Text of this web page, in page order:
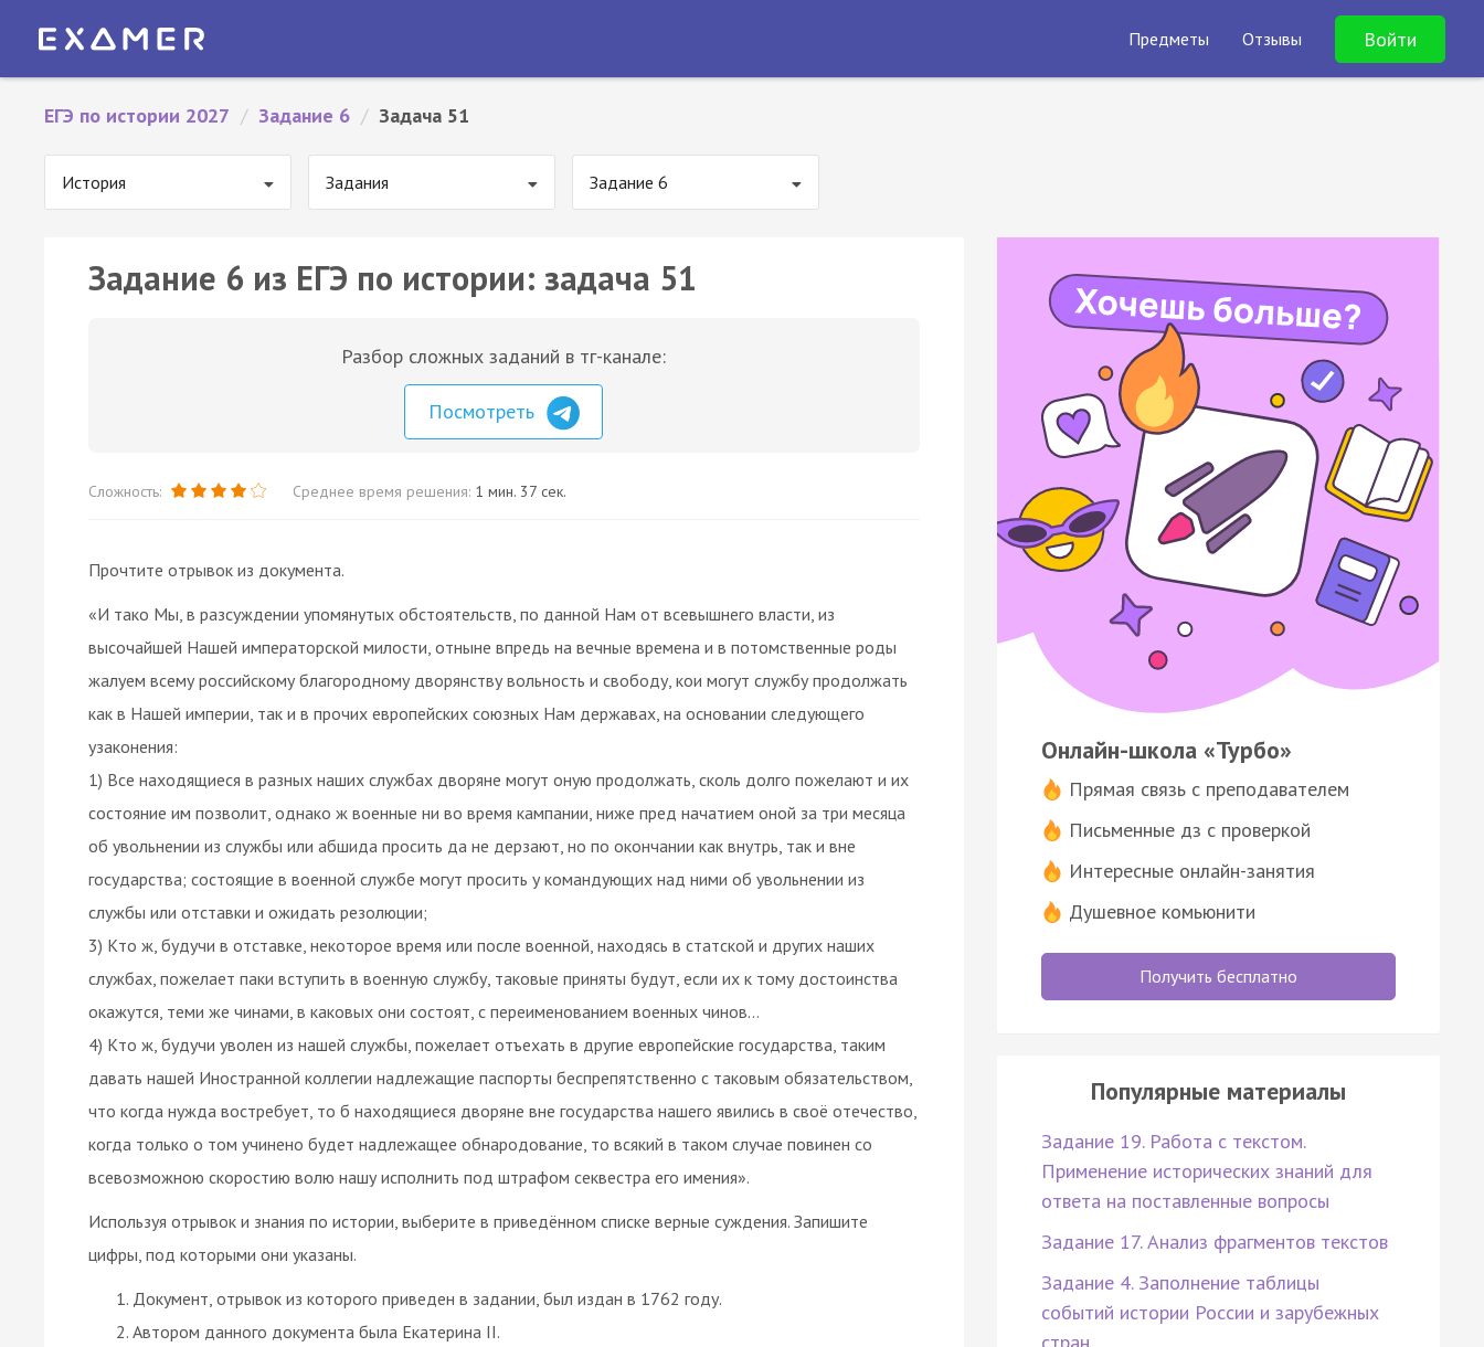
Предметы Отзывы Войти
ЕГЭ по истории 2027 / Задание 6 / Задача 51
История Задания Задание 6
Задание 6 из ЕГЭ по истории: задача 51
Разбор сложных заданий в тг-канале:
Посмотреть
Сложность: Среднее время решения: 1 мин. 37 сек.
Прочтите отрывок из документа.
«И тако Мы, в разсуждении упомянутых обстоятельств, по данной Нам от всевышнего власти, из
высочайшей Нашей императорской милости, отныне впредь на вечные времена и в потомственные роды
жалуем всему российскому благородному дворянству вольность и свободу, кои могут службу продолжать
как в Нашей империи, так и в прочих европейских союзных Нам державах, на основании следующего
узаконения:
1) Все находящиеся в разных наших службах дворяне могут оную продолжать, сколь долго пожелают и их
состояние им позволит, однако ж военные ни во время кампании, ниже пред начатием оной за три месяца
об увольнении из службы или абшида просить да не дерзают, но по окончании как внутрь, так и вне
государства; состоящие в военной службе могут просить у командующих над ними об увольнении из
службы или отставки и ожидать резолюции;
3) Кто ж, будучи в отставке, некоторое время или после военной, находясь в статской и других наших
службах, пожелает паки вступить в военную службу, таковые приняты будут, если их к тому достоинства
окажутся, теми же чинами, в каковых они состоят, с переименованием военных чинов…
4) Кто ж, будучи уволен из нашей службы, пожелает отъехать в другие европейские государства, таким
давать нашей Иностранной коллегии надлежащие паспорты беспрепятственно с таковым обязательством,
что когда нужда востребует, то б находящиеся дворяне вне государства нашего явились в своё отечество,
когда только о том учинено будет надлежащее обнародование, то всякий в таком случае повинен со
всевозможною скоростию волю нашу исполнить под штрафом секвестра его имения».
Используя отрывок и знания по истории, выберите в приведённом списке верные суждения. Запишите
цифры, под которыми они указаны.
Документ, отрывок из которого приведен в задании, был издан в 1762 году.
Автором данного документа была Екатерина II.
Онлайн-школа «Турбо»
Прямая связь с преподавателем
Письменные дз с проверкой
Интересные онлайн-занятия
Душевное комьюнити
Получить бесплатно
Популярные материалы
Задание 19. Работа с текстом.
Применение исторических знаний для
ответа на поставленные вопросы
Задание 17. Анализ фрагментов текстов
Задание 4. Заполнение таблицы
событий истории России и зарубежных